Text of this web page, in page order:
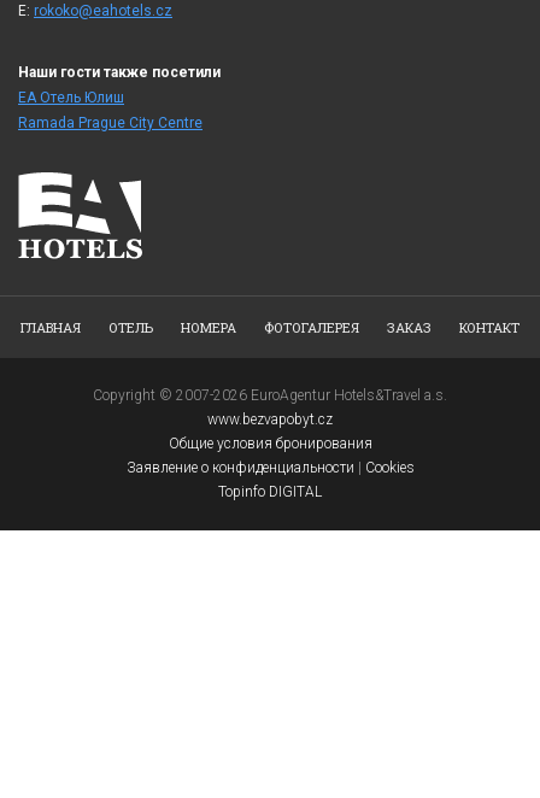
E: rokoko@eahotels.cz
Наши гости также посетили
ЕА Отель Юлиш
Ramada Prague City Centre
ГЛАВНАЯ ОТЕЛЬ НОМЕРА ФОТОГАЛЕРЕЯ ЗАКАЗ КОНТАКТ
Copyright © 2007-2026 EuroAgentur Hotels&Travel a.s.
www.bezvapobyt.cz
Общие условия бронирования
Заявление о конфиденциальности
Cookies
Topinfo DIGITAL